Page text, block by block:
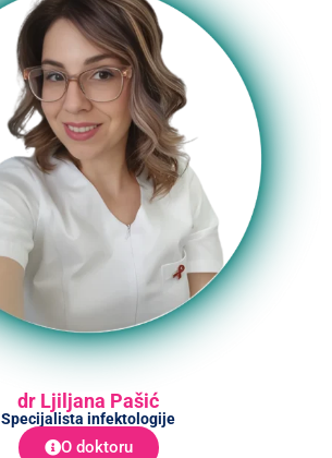
dr Ljiljana Pašić
Specijalista infektologije
O doktoru